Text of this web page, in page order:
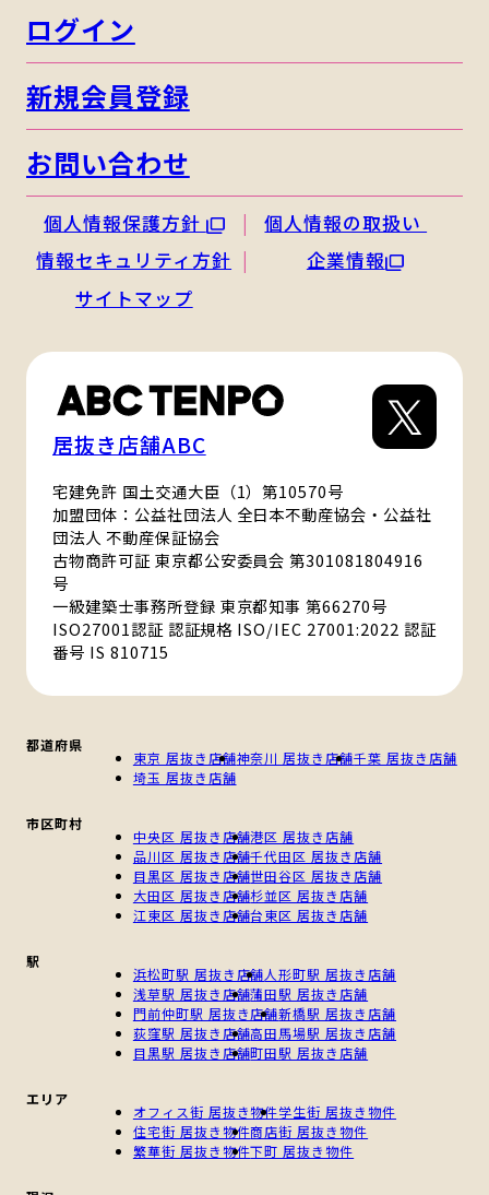
ログイン
新規会員登録
お問い合わせ
個人情報保護方針
個人情報の取扱い
情報セキュリティ方針
企業情報
サイトマップ
居抜き店舗ABC
宅建免許 国土交通大臣（1）第10570号
加盟団体：公益社団法人 全日本不動産協会・公益社
団法人 不動産保証協会
古物商許可証 東京都公安委員会 第301081804916
号
一級建築士事務所登録 東京都知事 第66270号
ISO27001認証 認証規格 ISO/IEC 27001:2022 認証
番号 IS 810715
都道府県
東京 居抜き店舗神奈川 居抜き店舗千葉 居抜き店舗
埼玉 居抜き店舗
市区町村
中央区 居抜き店舗港区 居抜き店舗
品川区 居抜き店舗千代田区 居抜き店舗
目黒区 居抜き店舗世田谷区 居抜き店舗
大田区 居抜き店舗杉並区 居抜き店舗
江東区 居抜き店舗台東区 居抜き店舗
駅
浜松町駅 居抜き店舗人形町駅 居抜き店舗
浅草駅 居抜き店舗蒲田駅 居抜き店舗
門前仲町駅 居抜き店舗新橋駅 居抜き店舗
荻窪駅 居抜き店舗高田馬場駅 居抜き店舗
目黒駅 居抜き店舗町田駅 居抜き店舗
エリア
オフィス街 居抜き物件学生街 居抜き物件
住宅街 居抜き物件商店街 居抜き物件
繁華街 居抜き物件下町 居抜き物件